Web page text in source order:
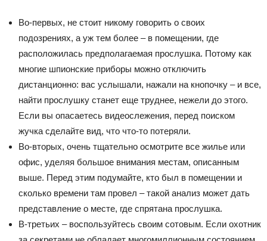
Во-первых, не стоит никому говорить о своих
подозрениях, а уж тем более – в помещении, где
расположилась предполагаемая прослушка. Потому как
многие шпионские приборы можно отключить
дистанционно: вас услышали, нажали на кнопочку – и все,
найти прослушку станет еще труднее, нежели до этого.
Если вы опасаетесь видеослежения, перед поиском
жучка сделайте вид, что что-то потеряли.
Во-вторых, очень тщательно осмотрите все жилье или
офис, уделяя большое внимания местам, описанным
выше. Перед этим подумайте, кто был в помещении и
сколько времени там провел – такой анализ может дать
представление о месте, где спрятана прослушка.
В-третьих – воспользуйтесь своим сотовым. Если охотник